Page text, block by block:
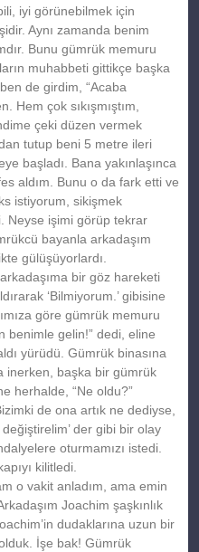
iyi görünebilmek için
Aynı zamanda benim
Bunu gümrük memuru
muhabbeti gittikçe başka
de girdim, “Acaba
Hem çok sıkışmıştım,
çeki düzen vermek
tutup beni 5 metre ileri
başladı. Bana yakınlaşınca
aldım. Bunu o da fark etti ve
istiyorum, sikişmek
Neyse işimi görüp tekrar
bayanla arkadaşım
gülüşüyorlardı.
arkadaşıma bir göz hareketi
‘Bilmiyorum.’ gibisine
göre gümrük memuru
benimle gelin!” dedi, eline
yürüdü. Gümrük binasına
inerken, başka bir gümrük
herhalde, “Ne oldu?”
de ona artık ne dediyse,
der gibi bir olay
oturmamızı istedi.
kilitledi.
o vakit anladım, ama emin
Joachim şaşkınlık
dudaklarına uzun bir
İşe bak! Gümrük